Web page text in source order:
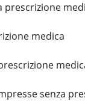
prescrizione
medica
senza